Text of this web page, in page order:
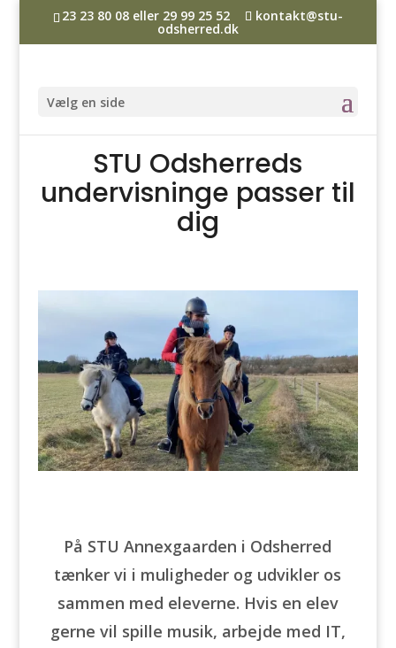
23 23 80 08 eller 29 99 25 52 kontakt@stu-
odsherred.dk
Vælg en side
STU Odsherreds
undervisninge passer til
dig
På STU Annexgaarden i Odsherred
tænker vi i muligheder og udvikler os
sammen med eleverne. Hvis en elev
gerne vil spille musik, arbejde med IT,